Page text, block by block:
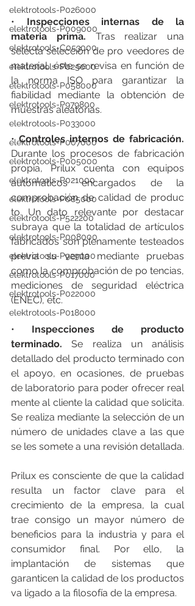
elektrotools-P026000
elektrotools-P009000
elektrotools-C053000
elektrotools-P025000
elektrotools-P058000
elektrotools-P979800
elektrotools-P033000
elektrotools-P007000
elektrotools-P005000
elektrotools-P021000
elektrotools-P085000
elektrotools-P522200
elektrotools-P008000
elektrotools-P929000
elektrotools-P017000
elektrotools-P022000
elektrotools-P018000
• Inspecciones internas de la
materia prima. Tras realizar una
selecta selección de pro veedores de
material, éste se revisa en función de
la norma ISO para garantizar la
fiabilidad mediante la obtención de
muestras aleatorias.
•
Durante los procesos de fabricación
propia, Prilux cuenta con equipos
automáticos encargados de la
comprobación de calidad de produc
to. Un dato relevante por destacar
subraya que la totalidad de artículos
fabricados son plenamente testeados
previa su venta mediante pruebas
como la comprobación de po tencias,
mediciones de seguridad eléctrica
(ENEC), etc.
• Inspecciones de producto
terminado. Se realiza un análisis
detallado del producto terminado con
el apoyo, en ocasiones, de pruebas
de laboratorio para poder ofrecer real
mente al cliente la calidad que solicita.
Se realiza mediante la selección de un
número de unidades clave a las que
Prilux es consciente de que la calidad
resulta un factor clave para el
crecimiento de la empresa, la cual
trae consigo un mayor número de
beneficios para la industria y para el
consumidor final. Por ello, la
implantación de sistemas que
garanticen la calidad de los productos
va ligado a la filosofía de la empresa.